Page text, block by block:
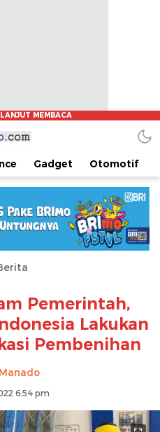
Gadget Otomotif
Pemerintah,
Lakukan
Pembenihan
6:54 pm